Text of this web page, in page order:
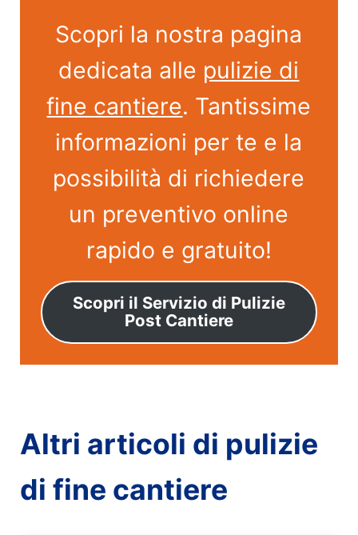
Scopri la nostra pagina
dedicata alle pulizie di
fine cantiere. Tantissime
informazioni per te e la
possibilità di richiedere
un preventivo online
rapido e gratuito!
Scopri il Servizio di Pulizie
Post Cantiere
Altri articoli di pulizie
di fine cantiere